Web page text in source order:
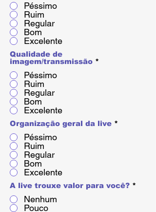
Péssimo
Ruim
Regular
Bom
Excelente
Qualidade de
imagem/transmissão *
Péssimo
Ruim
Regular
Bom
Excelente
Organização geral da live *
Péssimo
Ruim
Regular
Bom
Excelente
A live trouxe valor para você? *
Nenhum
Pouco